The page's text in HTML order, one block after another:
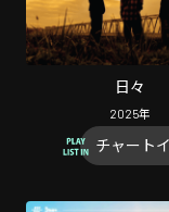
日々
2025年
チャート